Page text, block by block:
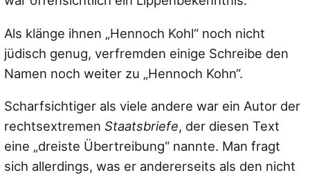
Als klänge ihnen „Hennoch Kohl“ noch nicht
jüdisch genug, verfremden einige Schreibe den
Namen noch weiter zu „Hennoch Kohn“.
Scharfsichtiger als viele andere war ein Autor der
rechtsextremenStaatsbriefe, der diesen Text
eine „dreiste Übertreibung“ nannte. Man fragt
sich allerdings, was er andererseits als den nicht